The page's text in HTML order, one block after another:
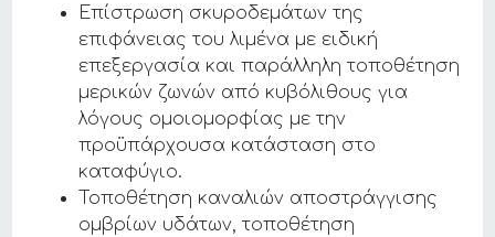
Επίστρωση σκυροδεμάτων της
επιφάνειας του λιμένα με ειδική
επεξεργασία και παράλληλη τοποθέτηση
μερικών ζωνών από κυβόλιθους για
λόγους ομοιομορφίας με την
προϋπάρχουσα κατάσταση στο
καταφύγιο.
Τοποθέτηση καναλιών αποστράγγισης
ομβρίων υδάτων, τοποθέτηση